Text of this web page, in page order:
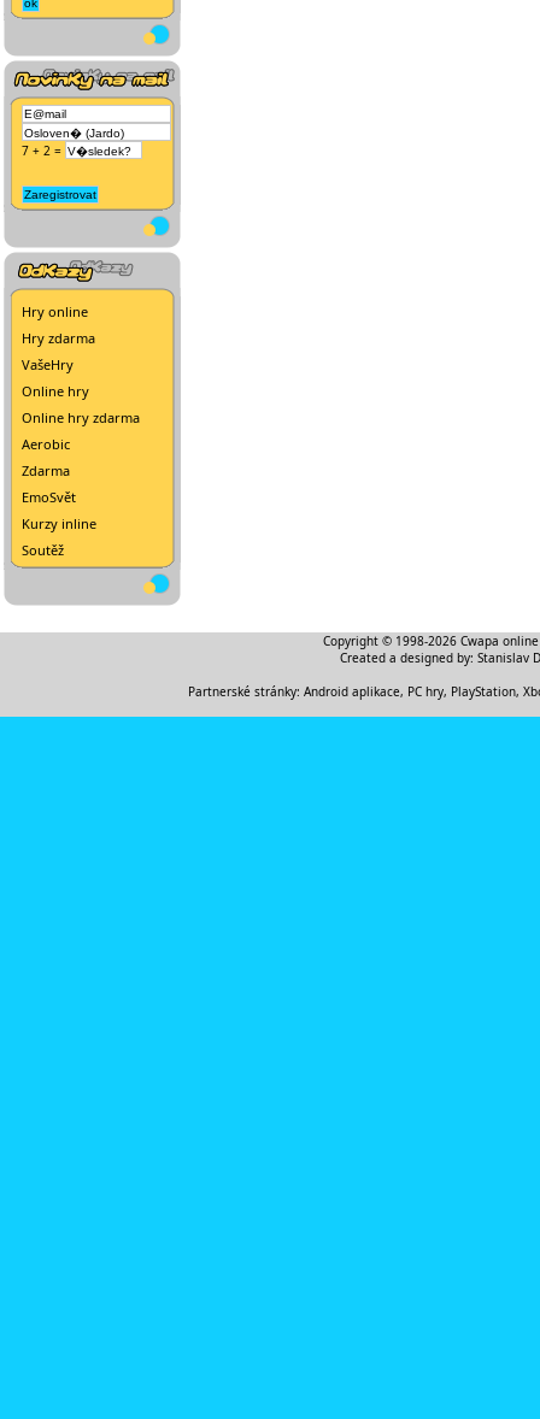
7 + 2 =
Hry online
Hry zdarma
VašeHry
Online hry
Online hry zdarma
Aerobic
Zdarma
EmoSvět
Kurzy inline
Soutěž
Copyright © 1998-2026 Cwapa
Created a designed by: Stanislav
Partnerské stránky: Android aplikace, PC hry, PlayStation,